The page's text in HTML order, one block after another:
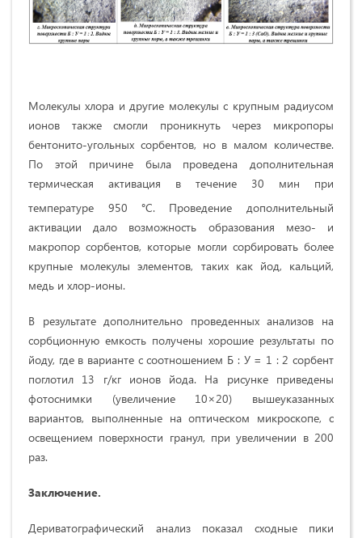
Молекулы хлора и другие молекулы с крупным радиусом
ионов также смогли проникнуть через микропоры
бентонито-угольных сорбентов, но в малом количестве.
По этой причине была проведена дополнительная
термическая активация в течение 30 мин при
температуре 950
°С. Проведение дополнительный
активации дало возможность образования мезо- и
макропор сорбентов, которые могли сорбировать более
крупные молекулы элементов, таких как йод, кальций,
медь и хлор-ионы.
В результате дополнительно проведенных анализов на
сорбционную емкость получены хорошие результаты по
йоду, где в варианте с соотношением Б : У = 1 : 2 сорбент
поглотил 13 г/кг ионов йода. На рисунке приведены
фотоснимки (увеличение 10×20) вышеуказанных
вариантов, выполненные на оптическом микроскопе, с
освещением поверхности гранул, при увеличении в 200
раз.
Заключение.
Дериватографический анализ показал сходные пики